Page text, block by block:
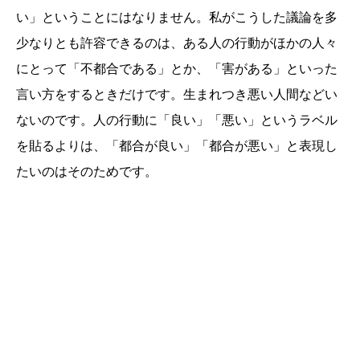
い」ということにはなりません。私がこうした議論を多
少なりとも許容できるのは、ある人の行動がほかの人々
にとって「不都合である」とか、「害がある」といった
言い方をするときだけです。生まれつき悪い人間などい
ないのです。人の行動に「良い」「悪い」というラベル
を貼るよりは、「都合が良い」「都合が悪い」と表現し
たいのはそのためです。